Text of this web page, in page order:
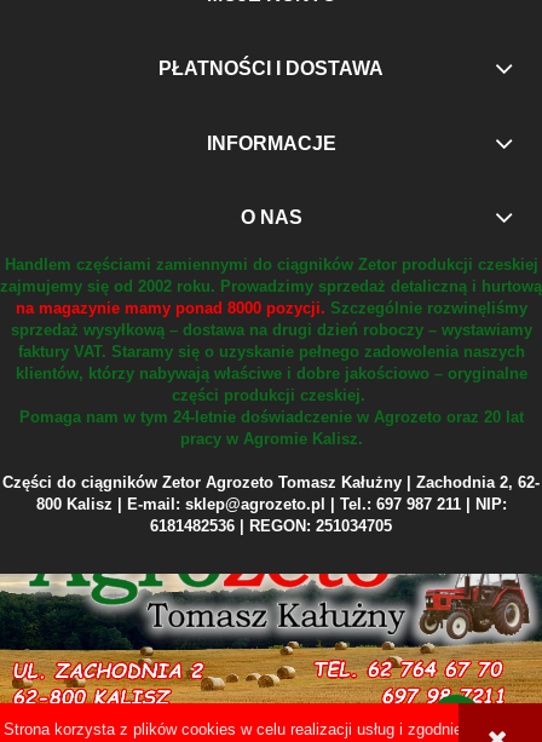
Strona korzysta z plików cookies w celu realizacji usług i zgodnie z
PŁATNOŚCI I DOSTAWA
INFORMACJE
O NAS
Handlem częściami zamiennymi do ciągników Zetor produkcji czeskiej
zajmujemy się od 2002 roku. Prowadzimy sprzedaż detaliczną i hurtową
na magazynie mamy ponad 8000 pozycji. Szczególnie rozwinęliśmy
sprzedaż wysyłkową – dostawa na drugi dzień roboczy – wystawiamy
faktury VAT. Staramy się o uzyskanie pełnego zadowolenia naszych
klientów, którzy nabywają właściwe i dobre jakościowo – oryginalne
części produkcji czeskiej.
Pomaga nam w tym 24-letnie doświadczenie w Agrozeto oraz 20 lat
pracy w Agromie Kalisz.
Części do ciągników Zetor Agrozeto Tomasz Kałużny | Zachodnia 2, 62-
800 Kalisz | E-mail: sklep@agrozeto.pl | Tel.: 697 987 211 | NIP:
6181482536 | REGON: 251034705